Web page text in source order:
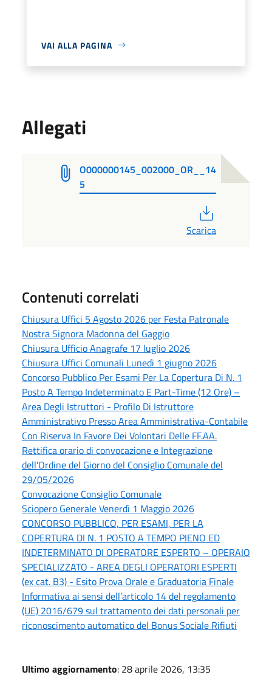
VAI ALLA PAGINA
Allegati
O000000145_002000_OR__14
5
Scarica
Contenuti correlati
Chiusura Uffici 5 Agosto 2026 per Festa Patronale
Nostra Signora Madonna del Gaggio
Chiusura Ufficio Anagrafe 17 luglio 2026
Chiusura Uffici Comunali Lunedì 1 giugno 2026
Concorso Pubblico Per Esami Per La Copertura Di N. 1
Posto A Tempo Indeterminato E Part-Time (12 Ore) –
Area Degli Istruttori - Profilo Di Istruttore
Amministrativo Presso Area Amministrativa-Contabile
Con Riserva In Favore Dei Volontari Delle FF.AA.
Rettifica orario di convocazione e Integrazione
dell'Ordine del Giorno del Consiglio Comunale del
29/05/2026
Convocazione Consiglio Comunale
Sciopero Generale Venerdì 1 Maggio 2026
CONCORSO PUBBLICO, PER ESAMI, PER LA
COPERTURA DI N. 1 POSTO A TEMPO PIENO ED
INDETERMINATO DI OPERATORE ESPERTO – OPERAIO
SPECIALIZZATO - AREA DEGLI OPERATORI ESPERTI
(ex cat. B3) - Esito Prova Orale e Graduatoria Finale
Informativa ai sensi dell’articolo 14 del regolamento
(UE) 2016/679 sul trattamento dei dati personali per
riconoscimento automatico del Bonus Sociale Rifiuti
Ultimo aggiornamento: 28 aprile 2026, 13:35